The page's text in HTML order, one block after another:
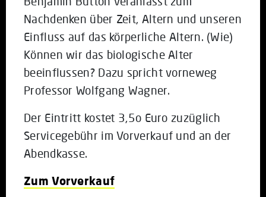
Nachdenken über Zeit, Altern und unseren
Einfluss auf das körperliche Altern. (Wie)
Können wir das biologische Alter
beeinflussen? Dazu spricht vorneweg
Professor Wolfgang Wagner.
Der Eintritt kostet 3,5o Euro zuzüglich
Servicegebühr im Vorverkauf und an der
Abendkasse.
Zum Vorverkauf